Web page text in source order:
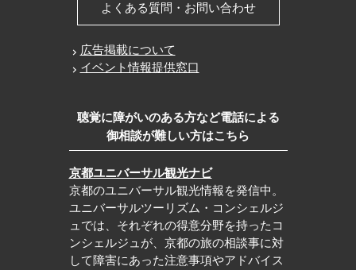
よくある質問・お問い合わせ
広告掲載について
イベント情報提供窓口
聴覚に障がいのある方など電話による
御相談が難しい方はこちら
京都ユニバーサル観光ナビ
京都のユニバーサル観光情報を発信中。
ユニバーサルツーリズム・コンシェルジ
ュでは、それぞれの得意分野を持ったコ
ンシェルジュが、京都の旅の相談事に対
して障害にあった注意事項やアドバイス